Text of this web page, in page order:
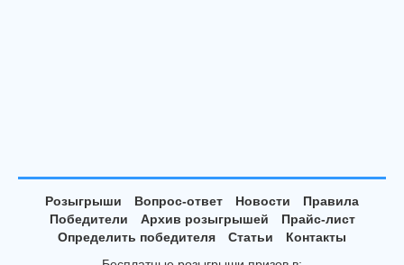
Розыгрыши Вопрос-ответ Новости
Правила
Победители
Архив розыгрышей
Прайс-лист
Определить победителя
Статьи
Контакты